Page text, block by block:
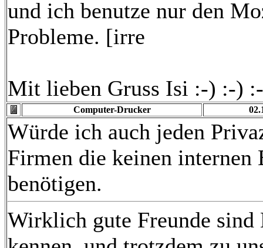
und ich benutze nur den
Probleme. [irre
Mit lieben Gruss Isi :-) :-)
Computer-Drucker
Würde ich auch jeden
Firmen die keinen internen
benötigen.
Wirklich gute Freunde sind